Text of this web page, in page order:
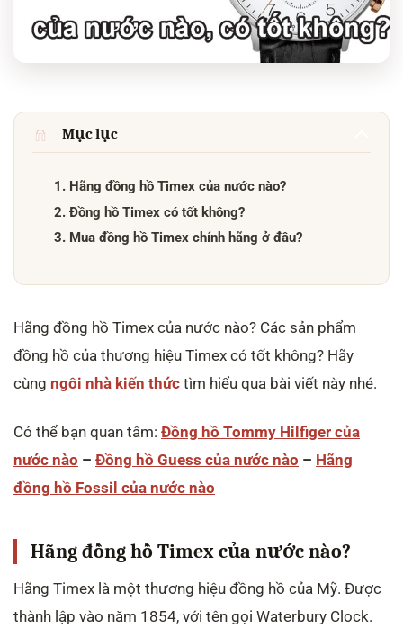
Mục lục
1. Hãng đồng hồ Timex của nước nào?
2. Đồng hồ Timex có tốt không?
3. Mua đồng hồ Timex chính hãng ở đâu?
Hãng đồng hồ Timex của nước nào? Các sản phẩm
đồng hồ của thương hiệu Timex có tốt không? Hãy
cùng ngôi nhà kiến thức tìm hiểu qua bài viết này nhé.
Có thể bạn quan tâm: Đồng hồ Tommy Hilfiger của
nước nào – Đồng hồ Guess của nước nào – Hãng
đồng hồ Fossil của nước nào
Hãng đồng hồ Timex của nước nào?
Hãng Timex là một thương hiệu đồng hồ của Mỹ. Được
thành lập vào năm 1854, với tên gọi Waterbury Clock.